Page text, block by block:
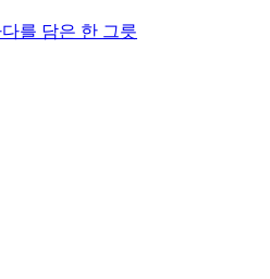
를 담은 한 그릇